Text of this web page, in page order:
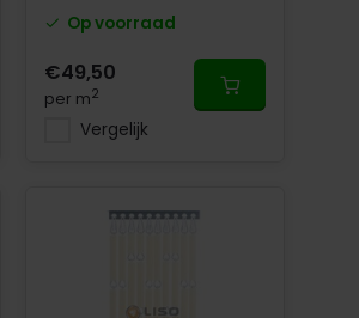
Op voorraad
€49,50
per m2
Vergelijk